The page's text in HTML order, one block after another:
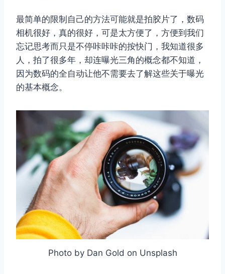
最简单的限制自己的方法可能就是拍胶片了，数码
相机很好，真的很好，可是太方便了，方便到我们
忘记思考而只是不停咔咔咔的按快门，我知道很多
人，拍了很多年，却连曝光三角的概念都不知道，
因为数码的全自动让他不需要去了解这些关于曝光
的基本概念。
Photo by Dan Gold on Unsplash